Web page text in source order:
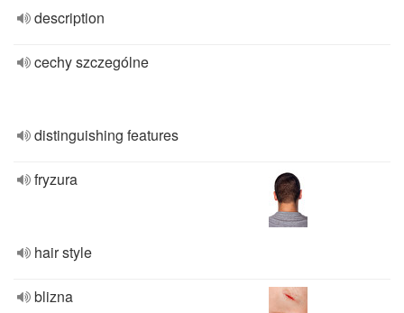
description
cechy szczególne
distinguishing features
fryzura
hair style
blizna